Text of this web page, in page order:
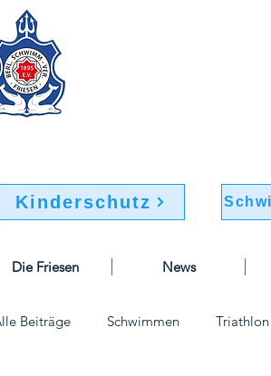
Kinderschutz
Beiträge Schwimmen Triathlon
Die Friesen News